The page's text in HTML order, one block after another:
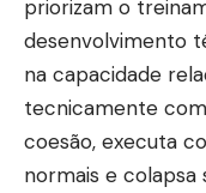
priorizam o
desenvolvimento
na capacidade
tecnicamente
coesão, executa
normais e colapsa